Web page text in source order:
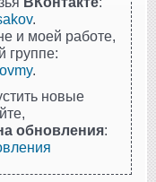
.
и моей работе,
группе:
.
новые
обновления: